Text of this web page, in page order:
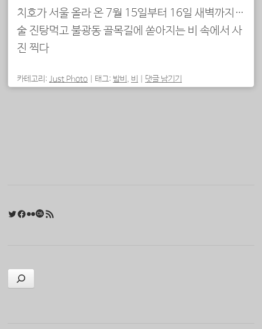
치호가 서울 올라 온 7월 15일부터 16일 새벽까지…
술 진탕먹고 불광동 골목길에 쏟아지는 비 속에서 사
진 찍다
카테고리: Just Photo 태그: 밤비 , 비 댓글 남기기
Twitter
Facebook
FlickrLast.fm
검색